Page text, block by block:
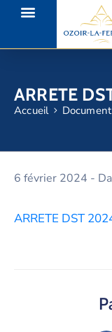
ARRETE
Accueil Document
6 février 2024 -
ARRETE DST